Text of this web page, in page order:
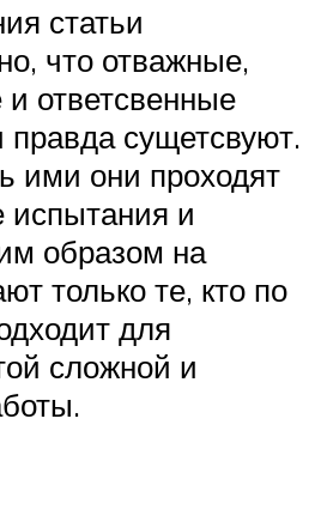
статьи
что отважные,
ответсвенные
правда сущетсвуют.
ими они проходят
испытания и
образом на
только те, кто по
для
сложной и